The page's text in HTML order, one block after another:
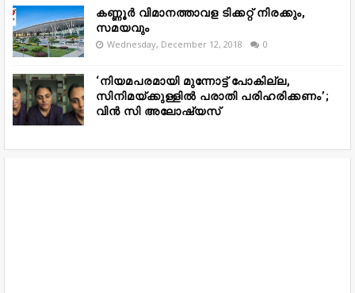
കണ്ണൂർ വിമാനത്താവള ടിക്കറ്റ് നിരക്കും,
സമയവും
Wednesday, December 12, 2018 0
‘നിയമപരമായി മുന്നോട്ട് പോകില്ല,
സിനിമയ്ക്കുള്ളിൽ പരാതി പരിഹരിക്കണം’;
വിൻ സി അലോഷ്യസ്